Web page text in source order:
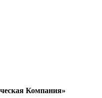
Компания»